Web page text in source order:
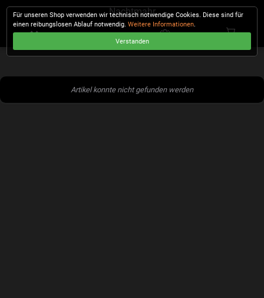
Nachtmahr
Artikel konnte nicht gefunden werden
Für unseren Shop verwenden wir technisch notwendige Cookies. Diese sind für
einen reibungslosen Ablauf notwendig.Weitere Informationen.
Verstanden